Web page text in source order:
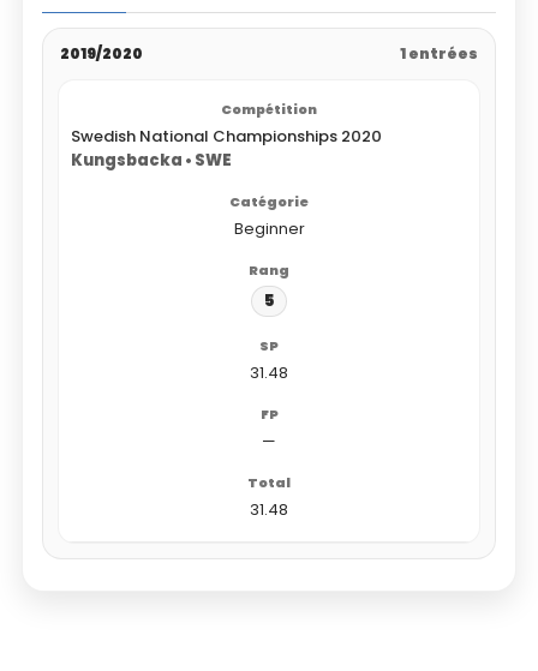
2019/2020 1 entrées
Swedish National Championships 2020
Kungsbacka • SWE
Beginner
5
31.48
—
31.48